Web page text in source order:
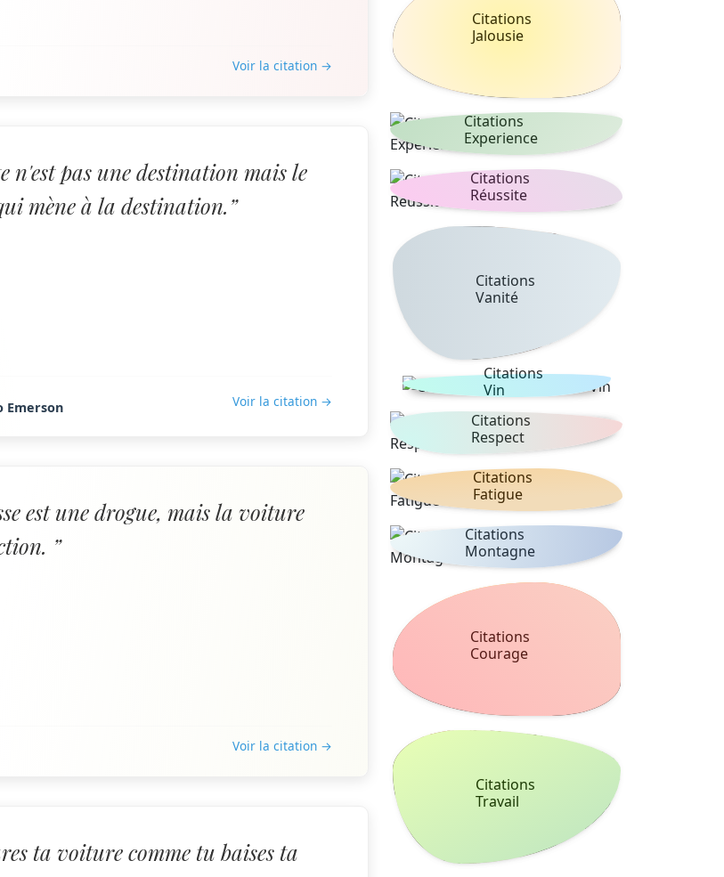
Voir la citation →
n'est pas une destination mais le
mène à la destination.”
Emerson Voir la citation →
est une drogue, mais la voiture
”
Voir la citation →
ta voiture comme tu baises ta
Citations
Jalousie
Citations
Experience
Citations
Réussite
Citations
Vanité
Citations
Vin
Citations
Respect
Citations
Fatigue
Citations
Montagne
Citations
Courage
Citations
Travail